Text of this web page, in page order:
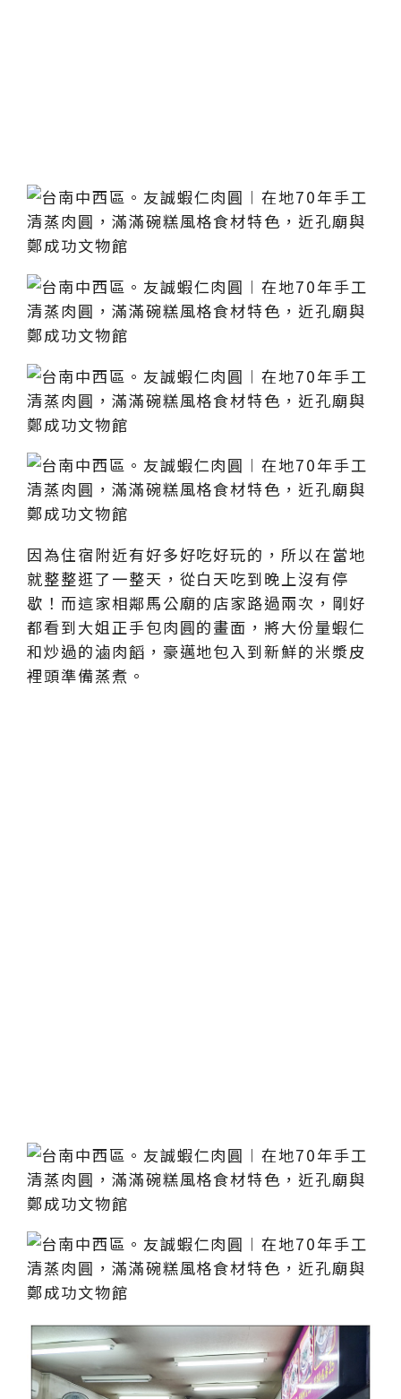
因為住宿附近有好多好吃好玩的，所以在當地
就整整逛了一整天，從白天吃到晚上沒有停
歇！而這家相鄰馬公廟的店家路過兩次，剛好
都看到大姐正手包肉圓的畫面，將大份量蝦仁
和炒過的滷肉饀，豪邁地包入到新鮮的米漿皮
裡頭準備蒸煮。